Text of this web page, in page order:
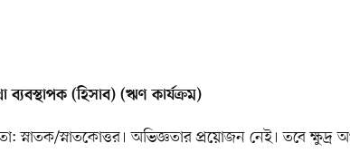
(হিসাব) (ঋণ কার্যক্রম)
স্নাতক/স্নাতকোত্তর। অভিজ্ঞতার প্রয়োজন নেই। তবে ক্ষুদ্র